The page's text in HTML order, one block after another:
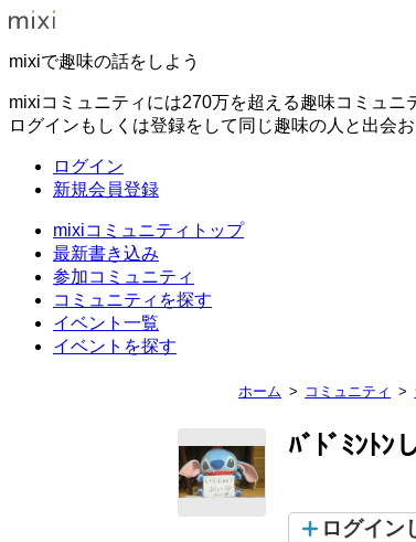
mixiで趣味の話をしよう
mixiコミュニティには270万を超える趣味コミュニ
ログインもしくは登録をして同じ趣味の人と出会
ログイン
新規会員登録
mixiコミュニティトップ
最新書き込み
参加コミュニティ
コミュニティを探す
イベント一覧
イベントを探す
ホーム コミュニティ
ﾊﾞﾄﾞﾐﾝﾄﾝ
ログイン